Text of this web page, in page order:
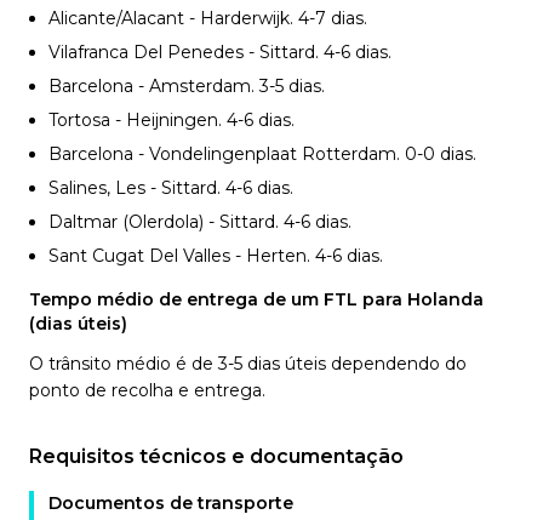
Alicante/Alacant - Harderwijk. 4-7 dias.
Vilafranca Del Penedes - Sittard. 4-6 dias.
Barcelona - Amsterdam. 3-5 dias.
Tortosa - Heijningen. 4-6 dias.
Barcelona - Vondelingenplaat Rotterdam. 0-0 dias.
Salines, Les - Sittard. 4-6 dias.
Daltmar (Olerdola) - Sittard. 4-6 dias.
Sant Cugat Del Valles - Herten. 4-6 dias.
Tempo médio de entrega de um FTL para Holanda
(dias úteis)
O trânsito médio é de 3-5 dias úteis dependendo do
ponto de recolha e entrega.
Requisitos técnicos e documentação
Documentos de transporte